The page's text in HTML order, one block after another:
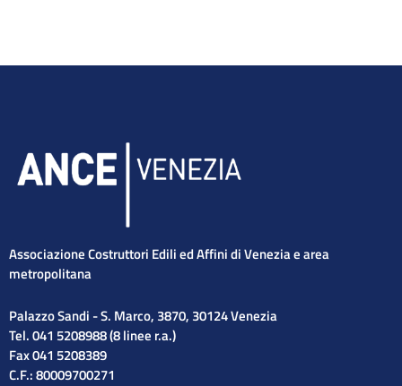
Associazione Costruttori Edili ed Affini di Venezia e area
metropolitana
Palazzo Sandi - S. Marco, 3870, 30124 Venezia
Tel. 041 5208988 (8 linee r.a.)
Fax 041 5208389
C.F.: 80009700271